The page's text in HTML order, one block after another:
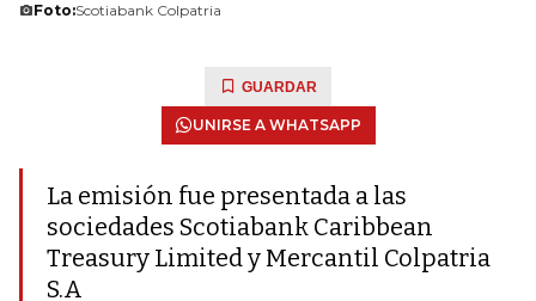
Foto:Scotiabank Colpatria
GUARDAR
UNIRSE A WHATSAPP
La emisión fue presentada a las
sociedades Scotiabank Caribbean
Treasury Limited y Mercantil Colpatria
S.A